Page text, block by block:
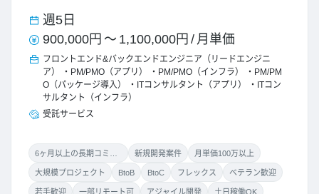
週5日
900,000円 ～ 1,100,000円 / 月単価
フロントエンド&バックエンドエンジニア（リードエンジニ
ア）
PM/PMO（アプリ） PM/PMO（インフラ）
PM/PM
O（パッケージ導入）
ITコンサルタント（アプリ）
ITコン
サルタント（インフラ）
受託サービス
新規開発案件 月単価100万以上
大規模プロジェクト BtoB BtoC フレックス ベテラン歓迎
若手歓迎 一部リモート可 アジャイル開発 土日稼働OK